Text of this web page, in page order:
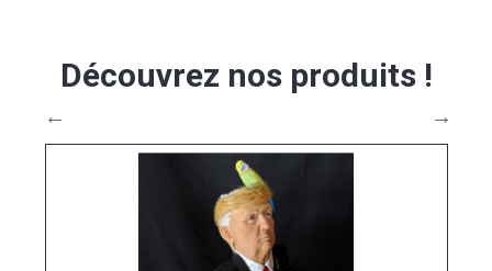
Découvrez nos produits !